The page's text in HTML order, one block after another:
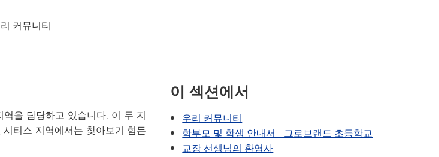
교
가들
TIPS276 (차별·괴롭힘·성희롱 신고)
자원봉사자
커뮤니티
을 담당하고 있습니다. 이 두 지
티스 지역에서는 찾아보기 힘든
이 섹션에서
우리 커뮤니티
학부모 및 학생 안내서 - 그로브랜드 초등학교
교장 선생님의 환영사